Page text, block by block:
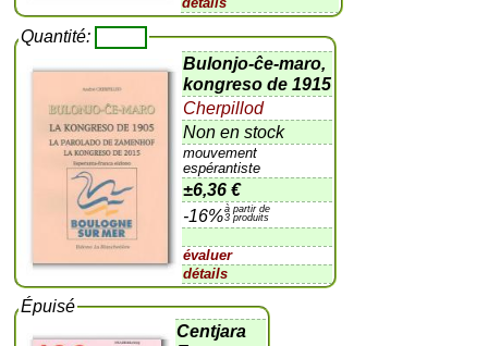
Quantité:
Bulonjo-ĉe-maro,
kongreso de 1915
Cherpillod
Non en stock
mouvement
espérantiste
±6,36 €
-16%à partir de
3 produits
évaluer
détails
Épuisé
Centjara